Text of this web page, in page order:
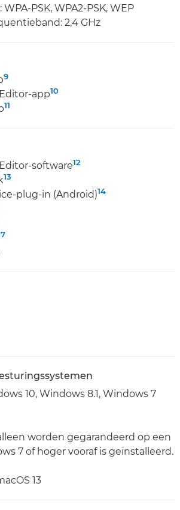
PSK, WPA2-PSK, WEP
2,4 GHz
9
app10
11
software12
13
plug-in (Android)14
10, Windows 8.1, Windows 7
worden gegarandeerd op een
7 of hoger vooraf is geïnstalleerd.
13